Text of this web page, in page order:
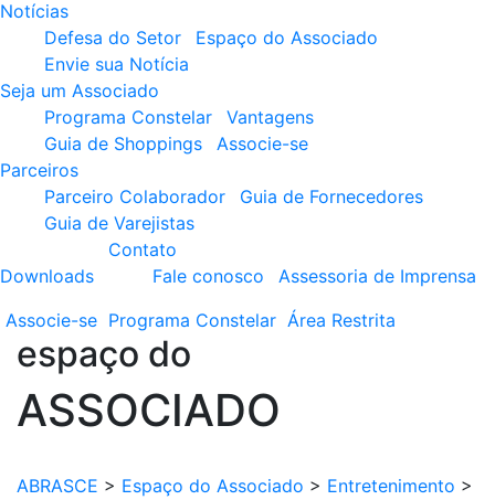
Notícias
Defesa do Setor
Espaço do Associado
Envie sua Notícia
Seja um Associado
Programa Constelar
Vantagens
Guia de Shoppings
Associe-se
Parceiros
Parceiro Colaborador
Guia de Fornecedores
Guia de Varejistas
Downloads
Contato
Fale conosco
Assessoria de Imprensa
Associe-se Programa Constelar Área Restrita
espaço do
ASSOCIADO
ABRASCE > Espaço do Associado > Entretenimento >